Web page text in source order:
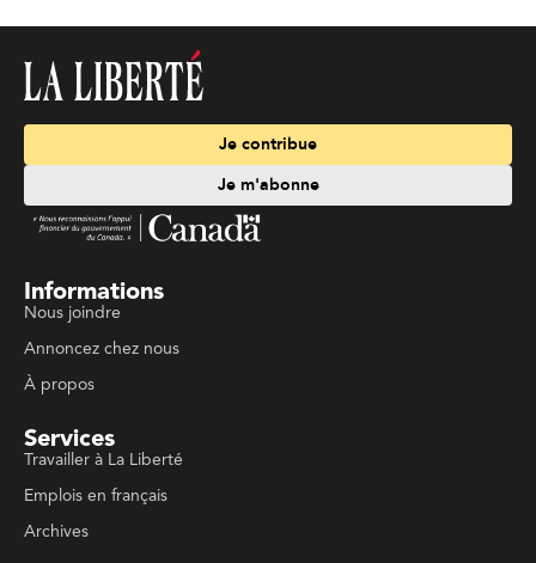
Je contribue
Je m'abonne
Informations
Nous joindre
Annoncez chez nous
À propos
Services
Travailler à La Liberté
Emplois en français
Archives